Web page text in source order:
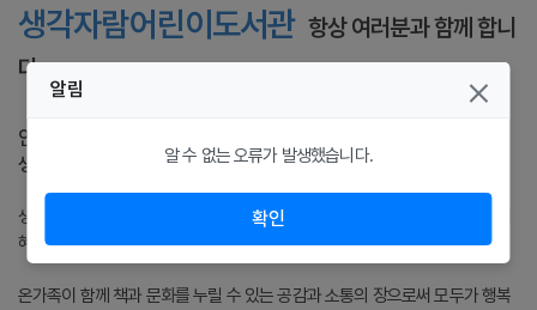
생각자람어린이도서관 항상 여러분과 함께 합니
다.
안녕하십니까
생각자람어린이도서관을 아껴주시는 이용자 여러분!
생각자람어린이도서관은 다양한 도서와 풍성한 문화프로그램을 통해 삶의 지
혜를 얻고, 어린이들이 꿈과 희망을 키우는 공간이 되고자 합니다.
온가족이 함께 책과 문화를 누릴 수 있는 공감과 소통의 장으로써 모두가 행복
알림
알 수 없는 오류가 발생했습니다.
확인